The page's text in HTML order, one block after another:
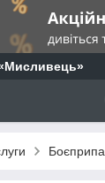
«Мисливець»